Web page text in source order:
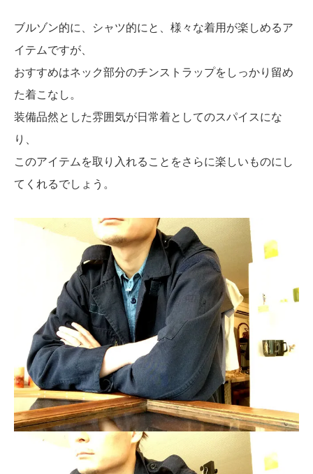
ブルゾン的に、シャツ的にと、様々な着用が楽しめるア
イテムですが、
おすすめはネック部分のチンストラップをしっかり留め
た着こなし。
装備品然とした雰囲気が日常着としてのスパイスにな
り、
このアイテムを取り入れることをさらに楽しいものにし
てくれるでしょう。